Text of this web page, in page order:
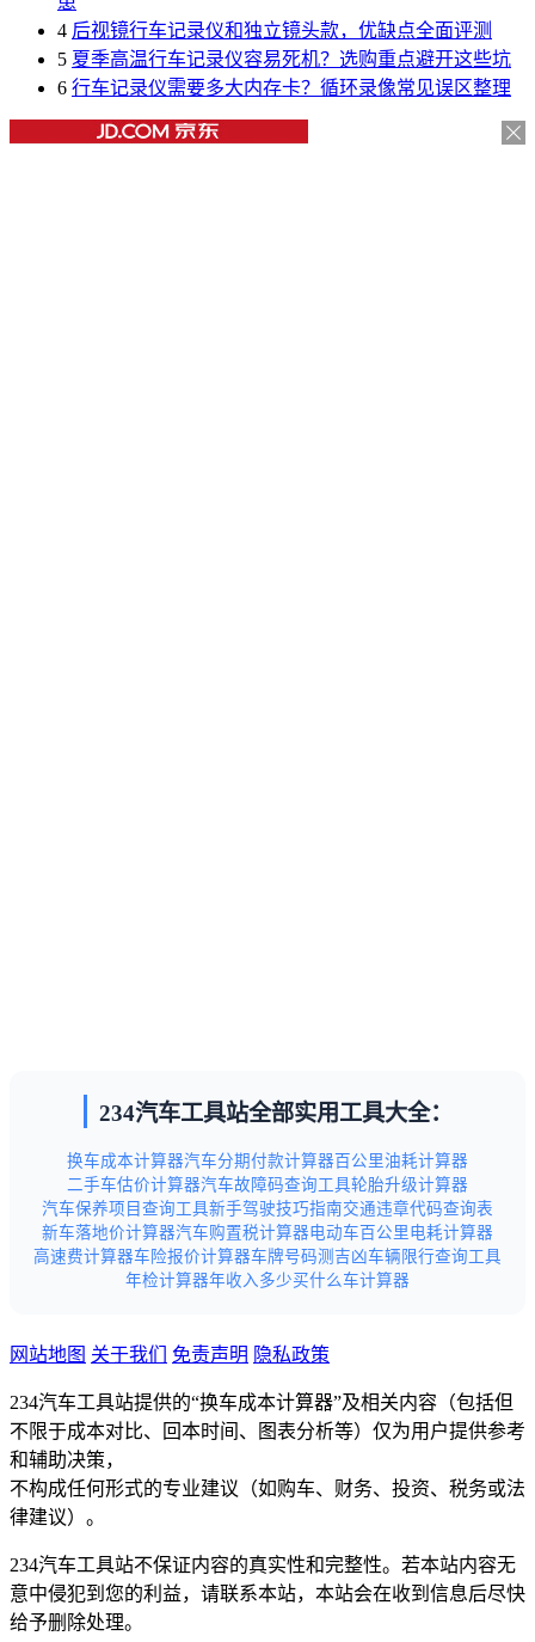
4 后视镜行车记录仪和独立镜头款，优缺点全面评测
5 夏季高温行车记录仪容易死机？选购重点避开这些坑
6 行车记录仪需要多大内存卡？循环录像常见误区整理
234汽车工具站全部实用工具大全：
换车成本计算器汽车分期付款计算器百公里油耗计算器
二手车估价计算器汽车故障码查询工具轮胎升级计算器
汽车保养项目查询工具新手驾驶技巧指南交通违章代码查询表
新车落地价计算器汽车购置税计算器电动车百公里电耗计算器
高速费计算器车险报价计算器车牌号码测吉凶车辆限行查询工具
年检计算器年收入多少买什么车计算器
网站地图 关于我们 免责声明 隐私政策
234汽车工具站提供的“换车成本计算器”及相关内容（包括但
不限于成本对比、回本时间、图表分析等）仅为用户提供参考
和辅助决策，
不构成任何形式的专业建议（如购车、财务、投资、税务或法
律建议）。
234汽车工具站不保证内容的真实性和完整性。若本站内容无
意中侵犯到您的利益，请联系本站，本站会在收到信息后尽快
给予删除处理。